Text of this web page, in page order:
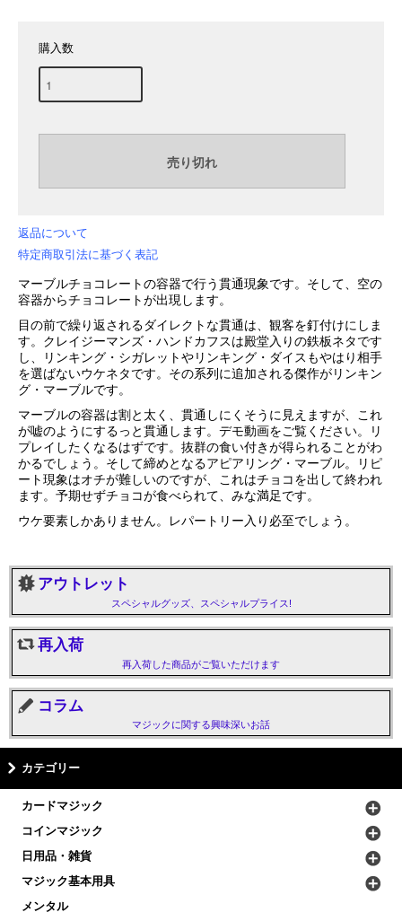
購入数
返品について
特定商取引法に基づく表記
マーブルチョコレートの容器で行う貫通現象です。そして、空の
容器からチョコレートが出現します。
目の前で繰り返されるダイレクトな貫通は、観客を釘付けにしま
す。クレイジーマンズ・ハンドカフスは殿堂入りの鉄板ネタです
し、リンキング・シガレットやリンキング・ダイスもやはり相手
を選ばないウケネタです。その系列に追加される傑作がリンキン
グ・マーブルです。
マーブルの容器は割と太く、貫通しにくそうに見えますが、これ
が嘘のようにするっと貫通します。デモ動画をご覧ください。リ
プレイしたくなるはずです。抜群の食い付きが得られることがわ
かるでしょう。そして締めとなるアピアリング・マーブル。リピ
ート現象はオチが難しいのですが、これはチョコを出して終われ
ます。予期せずチョコが食べられて、みな満足です。
ウケ要素しかありません。レパートリー入り必至でしょう。
アウトレット
スペシャルグッズ、スペシャルプライス!
再入荷
再入荷した商品がご覧いただけます
コラム
マジックに関する興味深いお話
カテゴリー
カードマジック
コインマジック
日用品・雑貨
マジック基本用具
メンタル